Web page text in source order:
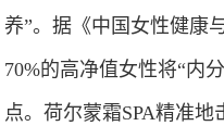
养”。据《中国女性健康
70%的高净值女性将“内
点。荷尔蒙霜SPA精准